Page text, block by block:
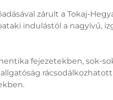
zárult a Tokaj-
indulástól a nagyívű,
fejezetekben, sok-